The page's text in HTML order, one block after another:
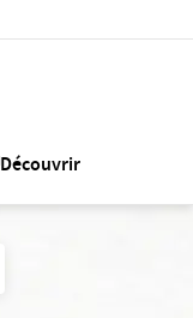
Découvrir